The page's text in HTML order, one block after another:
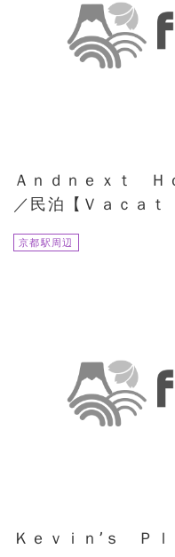
Ａｎｄｎｅｘｔ Ｈ
／民泊【Ｖａｃａ
京都駅周辺
Ｋｅｖｉｎ’ｓ Ｐｌ